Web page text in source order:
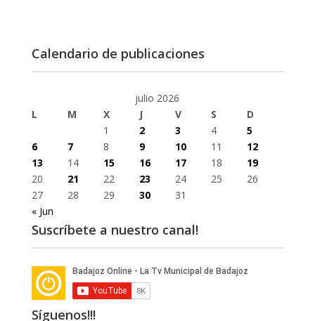
Calendario de publicaciones
julio 2026
L
M X J V S
D
1
2 3 4
5
6
7 8 9 10 11
12
13
14 15 16 17 18
19
20
21 22 23 24 25
26
27
28 29 30
31
« Jun
Suscríbete a nuestro canal!
Síguenos!!!